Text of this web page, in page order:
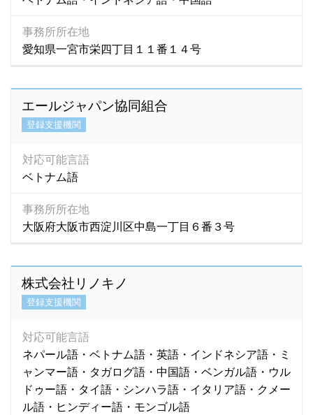
事務所所在地
愛知県一宮市栄四丁目１１番１４号
エールジャパン協同組合
登録支援機関
対応可能言語
ベトナム語
事務所所在地
大阪府大阪市西淀川区中島一丁目６番３号
株式会社リノキノ
登録支援機関
対応可能言語
ネパール語・ベトナム語・英語・インドネシア語・ミ
ャンマー語・タガログ語・中国語・ベンガル語・ウル
ドゥー語・タイ語・シンハラ語・イタリア語・クメー
ル語・ヒンディー語・モンゴル語